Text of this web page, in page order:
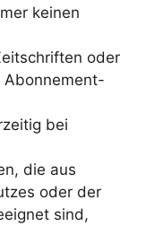
keinen
oder
Abonnement-
bei
die aus
oder der
sind,